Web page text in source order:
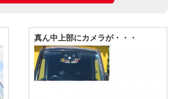
真ん中上部にカメラが・・・